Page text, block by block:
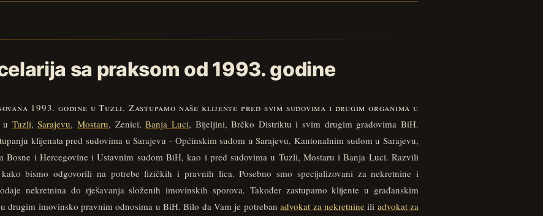
sa praksom od 1993. godine
1993. godine u Tuzli. Zastupamo naše klijente pred svim sudovima i drugim organima u
u Tuzli,Sarajevu, Mostaru, Zenici,Banja Luci, Bijeljini, Brčko Distriktu i svim drugim gradovima BiH.
klijenata pred sudovima u Sarajevu - Općinskim sudom u Sarajevu, Kantonalnim sudom u Sarajevu,
Bosne i Hercegovine i Ustavnim sudom BiH, kao i pred sudovima u Tuzli, Mostaru i Banja Luci. Razvili
bismo odgovorili na potrebe fizičkih i pravnih lica. Posebno smo specijalizovani za nekretnine i
nekretnina do rješavanja složenih imovinskih sporova. Također zastupamo klijente u građanskim
drugim imovinsko pravnim odnosima u BiH. Bilo da Vam je potrebanadvokat za nekretnineili advokat za